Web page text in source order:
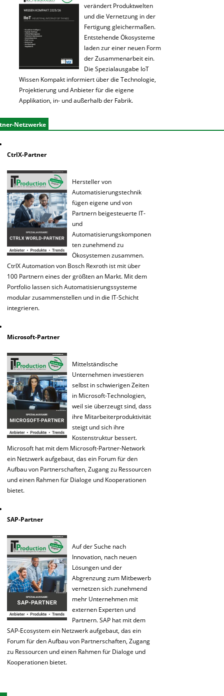
verändert Produktwelten
und die Vernetzung in der
Fertigung gleichermaßen.
Entstehende Ökosysteme
laden zur einer neuen Form
der Zusammenarbeit ein.
Die Spezialausgabe IoT
Wissen Kompakt informiert über die Technologie,
Projektierung und Anbieter für die eigene
Applikation, in- und außerhalb der Fabrik.
Netzwerke
CtrlX-Partner
Hersteller von
Automatisierungstechnik
fügen eigene und von
Partnern beigesteuerte IT-
und
Automatisierungskomponen
ten zunehmend zu
Ökosystemen zusammen.
CtrlX Automation von Bosch Rexroth ist mit über
100 Partnern eines der größten an Markt. Mit dem
Portfolio lassen sich Automatisierungssysteme
modular zusammenstellen und in die IT-Schicht
integrieren.
Microsoft-Partner
Mittelständische
Unternehmen investieren
selbst in schwierigen Zeiten
in Microsoft-Technologien,
weil sie überzeugt sind, dass
ihre Mitarbeiterproduktivität
steigt und sich ihre
Kostenstruktur bessert.
Microsoft hat mit dem Microsoft-Partner-Network
ein Netzwerk aufgebaut, das ein Forum für den
Aufbau von Partnerschaften, Zugang zu Ressourcen
und einen Rahmen für Dialoge und Kooperationen
bietet.
SAP-Partner
Auf der Suche nach
Innovation, nach neuen
Lösungen und der
Abgrenzung zum Mitbewerb
vernetzen sich zunehmend
mehr Unternehmen mit
externen Experten und
Partnern. SAP hat mit dem
SAP-Ecosystem ein Netzwerk aufgebaut, das ein
Forum für den Aufbau von Partnerschaften, Zugang
zu Ressourcen und einen Rahmen für Dialoge und
Kooperationen bietet.